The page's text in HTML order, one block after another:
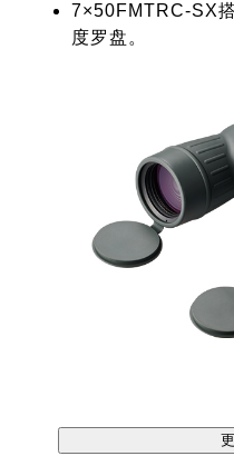
7×50FMTRC-SX
度罗盘。